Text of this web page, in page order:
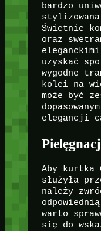
bardzo
Świetnie
oraz
uzyskać
wygodne
kolei na
może być
elegancji
Aby kurtka
służyła
należy
warto
się do